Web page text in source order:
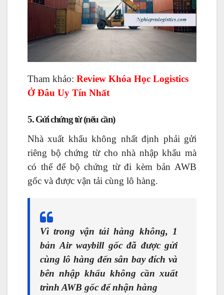
Tham khảo: Review Khóa Học Logistics
Ở Đâu Uy Tín Nhất
5. Gửi chứng từ (nếu cần)
Nhà xuất khẩu không nhất định phải gửi
riêng bộ chứng từ cho nhà nhập khẩu mà
có thể để bộ chứng từ đi kèm bản AWB
gốc và được vận tải cùng lô hàng.
Vì trong vận tải hàng không, 1
bản Air waybill gốc đã được gửi
cùng lô hàng đến sân bay đích và
bên nhập khẩu không cần xuất
trình AWB gốc để nhận hàng